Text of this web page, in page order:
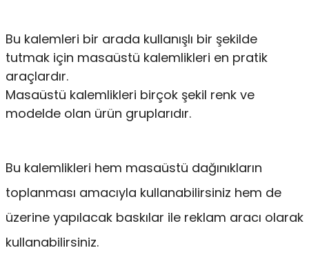
Bu kalemleri bir arada kullanışlı bir şekilde
tutmak için masaüstü kalemlikleri en pratik
araçlardır.
Masaüstü kalemlikleri birçok şekil renk ve
modelde olan ürün gruplarıdır.
Bu kalemlikleri hem masaüstü dağınıkların
toplanması amacıyla kullanabilirsiniz hem de
üzerine yapılacak baskılar ile reklam aracı olarak
kullanabilirsiniz.